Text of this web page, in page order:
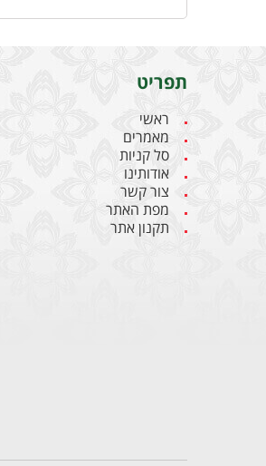
תפריט
ראשי
מאמרים
סל קניות
אודותינו
צור קשר
מפת האתר
תקנון אתר